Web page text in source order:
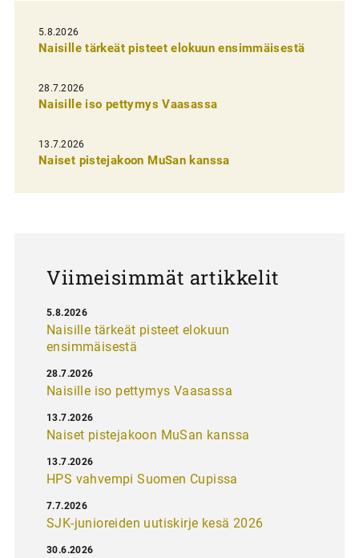
e
l
i
e
n
e
5.8.2026
Naisille tärkeät pisteet elokuun ensimmäisestä
28.7.2026
Naisille iso pettymys Vaasassa
13.7.2026
Naiset pistejakoon MuSan kanssa
Viimeisimmät artikkelit
Naisille tärkeät pisteet elokuun
ensimmäisestä
5.8.2026
Naisille iso pettymys Vaasassa
28.7.2026
Naiset pistejakoon MuSan kanssa
13.7.2026
HPS vahvempi Suomen Cupissa
13.7.2026
SJK-junioreiden uutiskirje kesä 2026
7.7.2026
30.6.2026